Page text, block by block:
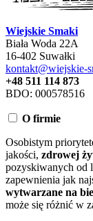
Wiejskie Smaki
Biała Woda 22A
16-402 Suwałki
kontakt@wiejskie-
+48 511 114 873
BDO: 000578516
O firmie
Osobistym
jakości, zdrowej
pozyskiwanych od
zapewnienia jak
wytwarzane na
może się różnić w